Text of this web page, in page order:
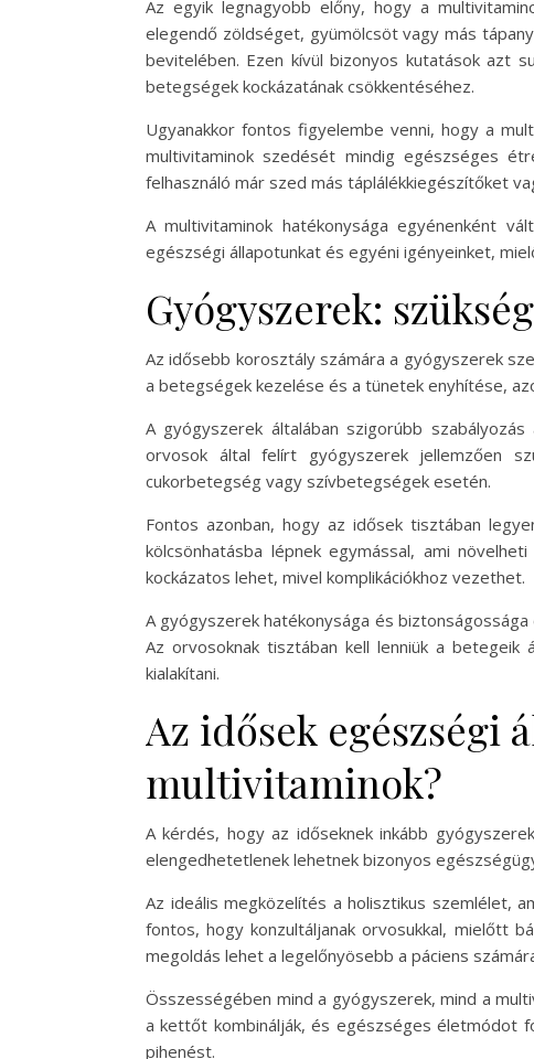
Az egyik legnagyobb előny, hogy a
elegendő zöldséget, gyümölcsöt vagy más
bevitelében. Ezen kívül bizonyos kutatások azt
betegségek kockázatának csökkentéséhez.
Ugyanakkor fontos figyelembe venni, hogy a
multivitaminok szedését mindig egészséges
felhasználó már szed más táplálékkiegészítőket
A multivitaminok hatékonysága egyénenként
egészségi állapotunkat és egyéni igényeinket,
Gyógyszerek:
Az idősebb korosztály számára a gyógyszerek
a betegségek kezelése és a tünetek enyhítése,
A gyógyszerek általában szigorúbb
orvosok által felírt gyógyszerek jellemzően
cukorbetegség vagy szívbetegségek esetén.
Fontos azonban, hogy az idősek tisztában
kölcsönhatásba lépnek egymással, ami
kockázatos lehet, mivel komplikációkhoz vezethet.
A gyógyszerek hatékonysága és
Az orvosoknak tisztában kell lenniük a
kialakítani.
Az idősek egészségi
multivitaminok?
A kérdés, hogy az időseknek inkább
elengedhetetlenek lehetnek bizonyos
Az ideális megközelítés a holisztikus szemlélet,
fontos, hogy konzultáljanak orvosukkal, mielőtt
megoldás lehet a legelőnyösebb a páciens
Összességében mind a gyógyszerek, mind a
a kettőt kombinálják, és egészséges életmódot
pihenést.